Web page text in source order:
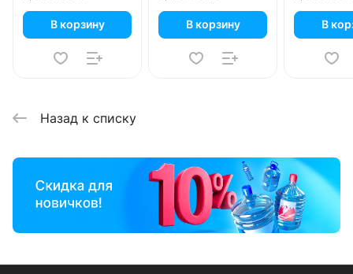
В корзину В корзину В
Назад к списку